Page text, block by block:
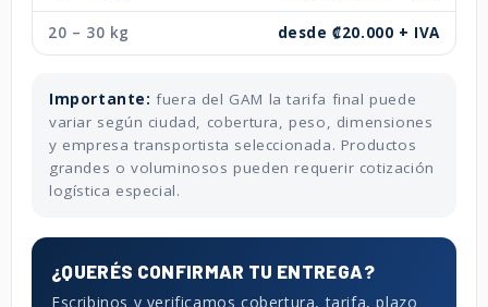
20 – 30 kg desde ₡20.000 + IVA
Importante: fuera del GAM la tarifa final puede
variar según ciudad, cobertura, peso, dimensiones
y empresa transportista seleccionada. Productos
grandes o voluminosos pueden requerir cotización
logística especial.
¿QUERÉS CONFIRMAR TU ENTREGA?
Escribinos y verificamos cobertura, tarifa, plazo